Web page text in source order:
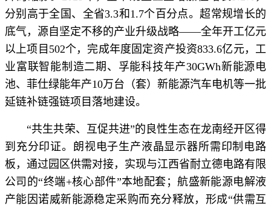
分别高于全国、全省3.3和1.7个百分点。超常规增长的
底气，源自坚定不移的产业升级战略——全年开工亿元
以上项目502个，完成年度固定资产投资833.6亿元，工
业富联智能制造二期、孚能科技年产30GWh新能源电
池、菲仕绿能年产10万台（套）新能源汽车电机等一批
延链补链强链项目落地建设。
“共生共荣、互促共进”的良性生态在龙南经开区得
到充分印证。朗视电子生产液晶显示器所需印制电路
板，通过园区供需对接，实现与江西省耐立德电路有限
公司的“终端+核心部件”本地配套；航盛新能源电解液
产能因诺威新能源稳定采购而充分释放，形成“供需互